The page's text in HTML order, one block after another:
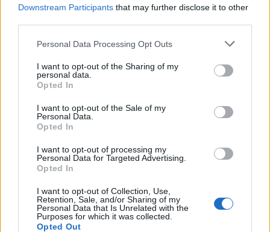
Downstream Participants that may further disclose it to other
Personal Data Processing Opt Outs
I want to opt-out of the Sharing of my
personal data.
Opted In
I want to opt-out of the Sale of my
Personal Data.
Opted In
I want to opt-out of processing my
Personal Data for Targeted Advertising.
Opted In
I want to opt-out of Collection, Use,
Retention, Sale, and/or Sharing of my
Personal Data that Is Unrelated with the
Purposes for which it was collected.
Opted Out
Κατερίνα Βρανά: «Tο ότι είμαι ανάπηρη δε
σημαίνει ότι δεν μπορώ να παρουσιάσω την